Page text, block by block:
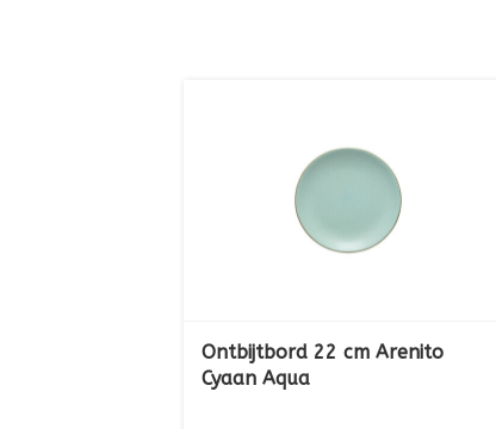
Ontbijtbord 22 cm Arenito
Cyaan Aqua